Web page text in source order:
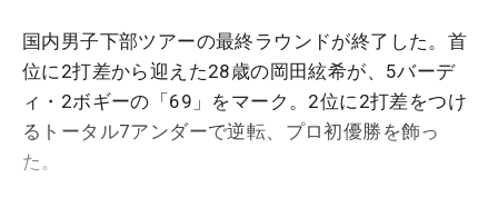
国内男子下部ツアーの最終ラウンドが終了した。首
位に2打差から迎えた28歳の岡田絃希が、5バーデ
ィ・2ボギーの「69」をマーク。2位に2打差をつけ
るトータル7アンダーで逆転、プロ初優勝を飾っ
た。